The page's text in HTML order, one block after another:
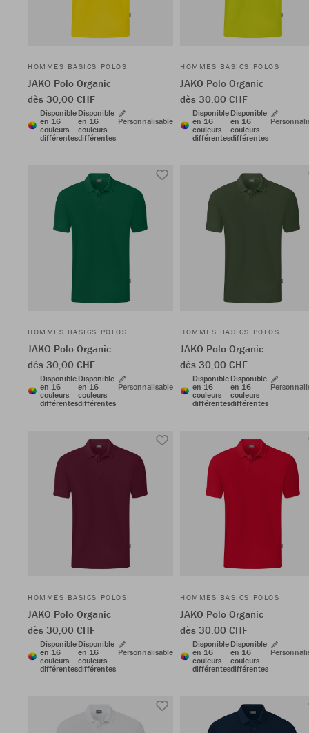
HOMMES BASICS POLOS
JAKO Polo Organic
dès 30,00 CHF
Disponible
en 16
couleurs
différentes
Disponible
en 16
couleurs
différentes
Personnalisable
HOMMES BASICS POLOS
JAKO Polo Organic
dès 30,00 CHF
Disponible
en 16
couleurs
différentes
Disponible
en 16
couleurs
différentes
HOMMES BASICS POLOS
JAKO Polo Organic
dès 30,00 CHF
Disponible
en 16
couleurs
différentes
Disponible
en 16
couleurs
différentes
Personnalisable
HOMMES BASICS POLOS
JAKO Polo Organic
dès 30,00 CHF
Disponible
en 16
couleurs
différentes
Disponible
en 16
couleurs
différentes
HOMMES BASICS POLOS
JAKO Polo Organic
dès 30,00 CHF
Disponible
en 16
couleurs
différentes
Disponible
en 16
couleurs
différentes
Personnalisable
HOMMES BASICS POLOS
JAKO Polo Organic
dès 30,00 CHF
Disponible
en 16
couleurs
différentes
Disponible
en 16
couleurs
différentes